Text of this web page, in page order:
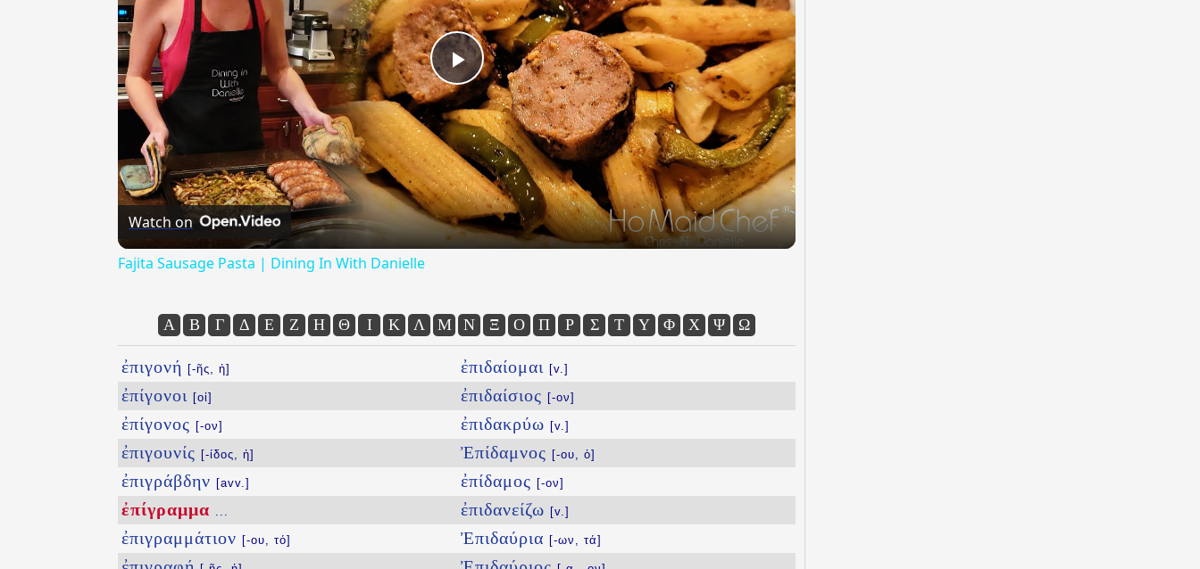
Play
Video
Watch on
Fajita Sausage Pasta | Dining In With Danielle
Α Β Γ Δ Ε Ζ Η Θ Ι Κ Λ Μ Ν Ξ Ο Π Ρ Σ Τ Υ Φ Χ Ψ Ω
ἐπιγονή [-ῆς, ἡ]
ἐπίγονοι [οἱ]
ἐπίγονος [-ον]
ἐπιγουνίς [-ίδος, ἡ]
ἐπιγράβδην [avv.]
ἐπίγραμμα
ἐπιγραμμάτιον [-ου, τό]
ἐπιδαίομαι [v.]
ἐπιδαίσιος [-ον]
ἐπιδακρύω [v.]
Ἐπίδαμνος [-ου, ὁ]
ἐπίδαμος [-ον]
ἐπιδανείζω [v.]
Ἐπιδαύρια [-ων, τά]